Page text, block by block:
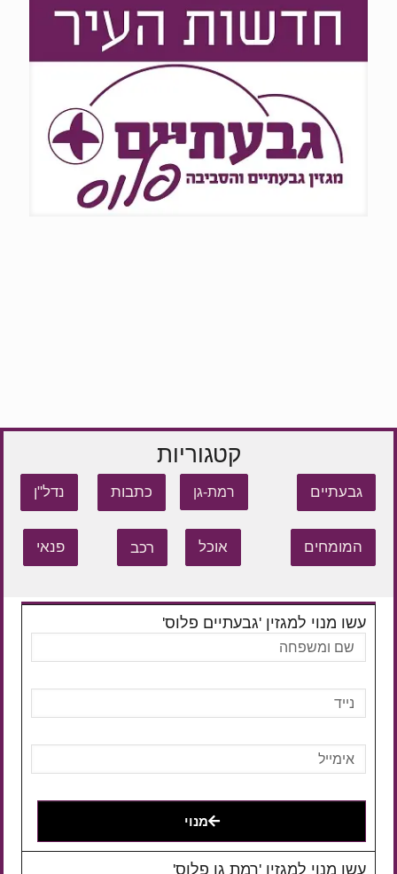
קטגוריות
גבעתיים רמת-גן כתבות נדל"ן
המומחים אוכל רכב פנאי
עשו מנוי למגזין 'גבעתיים פלוס'
מנוי
עשו מנוי למגזין 'רמת גן פלוס'